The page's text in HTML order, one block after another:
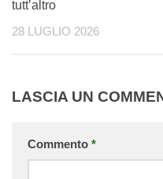
tutt’altro
28 LUGLIO 2026
LASCIA UN
Commento *